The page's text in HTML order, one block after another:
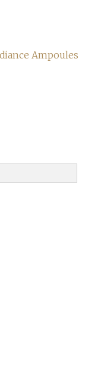
Ampoules